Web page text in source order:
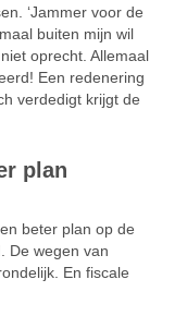
‘Jammer voor de
buiten mijn wil
oprecht. Allemaal
Een redenering
verdedigt krijgt de
plan
beter plan op de
De wegen van
En fiscale